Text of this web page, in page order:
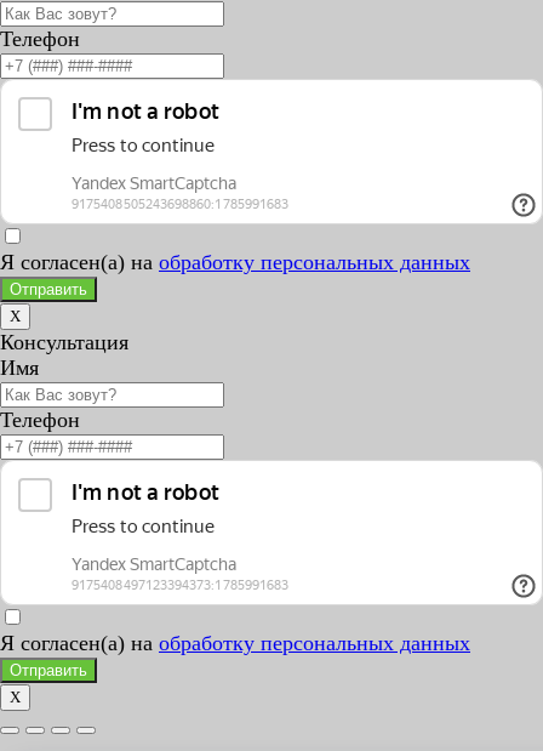
Телефон
Я согласен(а) на обработку персональных данных
Отправить
X
Консультация
Имя
Телефон
Я согласен(а) на обработку персональных данных
Отправить
X